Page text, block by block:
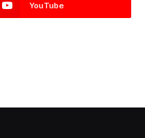
YouTube